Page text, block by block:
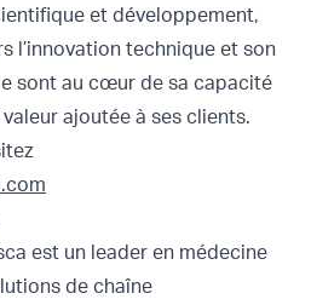
et développement,
l’innovation technique et son
sont au cœur de sa capacité
ajoutée à ses clients.
est un leader en médecine
de chaîne